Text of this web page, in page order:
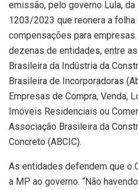
emissão, pelo governo Lula,
1203/2023 que reonera a
compensações para
dezenas de entidades, entre
Brasileira da Indústria da
Brasileira de Incorporadoras
Empresas de Compra, Venda,
Imóveis Residenciais ou
Associação Brasileira da
Concreto (ABCIC).
As entidades defendem que o
a MP ao governo. “Não